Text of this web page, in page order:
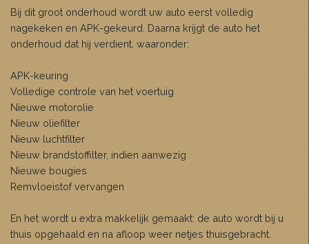
Bij dit groot onderhoud wordt uw auto eerst volledig
nagekeken en APK-gekeurd. Daarna krijgt de auto het
onderhoud dat hij verdient, waaronder:
APK-keuring
Volledige controle van het voertuig
Nieuwe motorolie
Nieuw oliefilter
Nieuw luchtfilter
Nieuw brandstoffilter, indien aanwezig
Nieuwe bougies
Remvloeistof vervangen
En het wordt u extra makkelijk gemaakt: de auto wordt bij u
thuis opgehaald en na afloop weer netjes thuisgebracht.